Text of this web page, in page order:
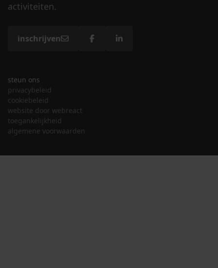
activiteiten.
inschrijven
steun ons
privacybeleid
cookiebeleid
website door webreact
toegankelijkheid
algemene voorwaarden